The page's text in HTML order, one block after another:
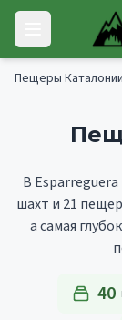
Skip to main content
Open main
Пещеры Каталонии
В
шахт и 21
а самая
40